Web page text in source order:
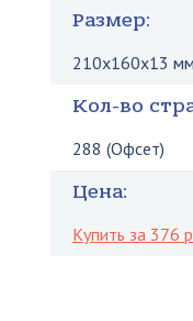
Размер:
210x160x13 мм
Кол-во
288 (Офсет)
Цена:
Купить за 376